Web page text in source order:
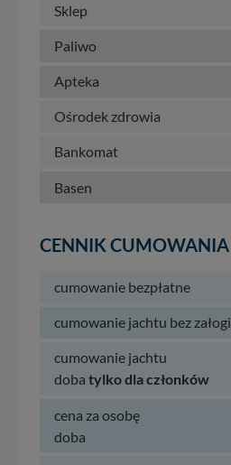
Sklep
Paliwo
Apteka
Ośrodek zdrowia
Bankomat
Basen
CENNIK CUMOWANIA
cumowanie bezpłatne
cumowanie jachtu bez załogi
cumowanie jachtu
doba tylko dla członków
cena za osobę
doba